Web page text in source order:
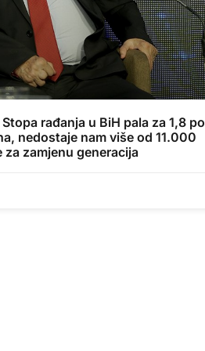
rađanja u BiH pala za 1,8
nedostaje nam više od 11.000
za zamjenu generacija